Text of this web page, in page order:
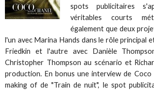
spots publicitaires
véritables courts
également que deux
l'un avec Marina Hands dans le rôle principal
Friedkin et l'autre avec Danièle
Christopher Thompson au scénario et
production. En bonus une interview de Coco
making of de "Train de nuit", le spot